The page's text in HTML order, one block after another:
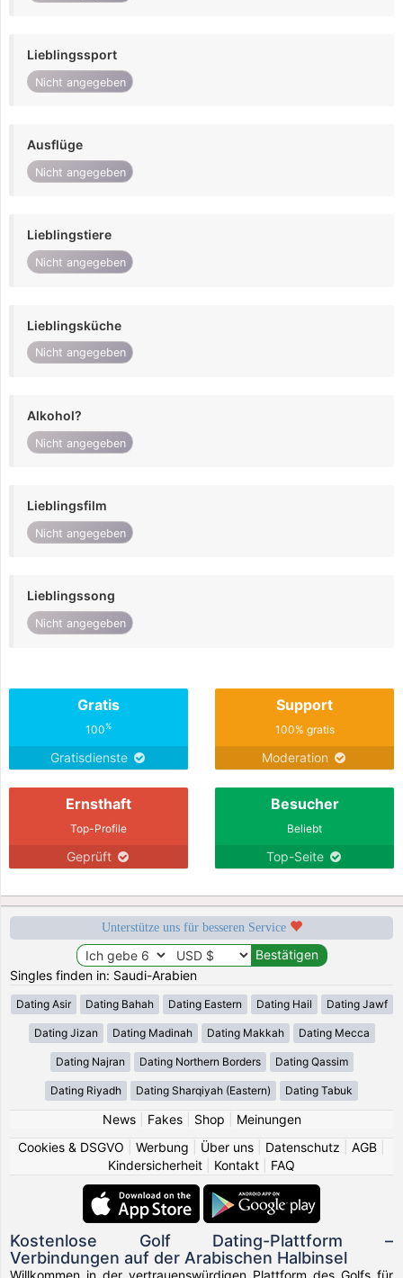
Lieblingssport
Nicht angegeben
Ausflüge
Nicht angegeben
Lieblingstiere
Nicht angegeben
Lieblingsküche
Nicht angegeben
Alkohol?
Nicht angegeben
Lieblingsfilm
Nicht angegeben
Lieblingssong
Nicht angegeben
Gratis
100%
Gratisdienste
Support
100% gratis
Moderation
Ernsthaft
Top-Profile
Geprüft
Besucher
Beliebt
Top-Seite
Unterstütze uns für besseren Service
Singles finden in: Saudi-Arabien
Dating Asir Dating Bahah Dating Eastern Dating Hail Dating Jawf
Dating Jizan Dating Madinah Dating Makkah Dating Mecca
Dating Najran Dating Northern Borders Dating Qassim
Dating Riyadh Dating Sharqiyah (Eastern) Dating Tabuk
News| Fakes| Shop
Meinungen
Cookies & DSGVO
Werbung Über uns Datenschutz AGB
Kindersicherheit
Kontakt FAQ
Kostenlose Golf Dating-Plattform –
Verbindungen auf der Arabischen Halbinsel
Willkommen in der vertrauenswürdigen Plattform des Golfs für